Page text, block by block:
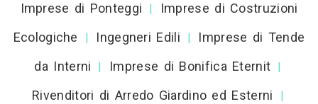
Imprese di Ponteggi |
Imprese di Costruzioni
Ecologiche
| Ingegneri Edili |
Imprese di Tende
da Interni
| Imprese di Bonifica Eternit |
Rivenditori di Arredo Giardino ed Esterni |